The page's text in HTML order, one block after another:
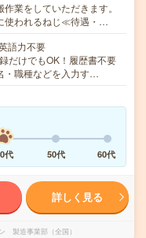
業をしていただきます。
使われるねじ≪待遇・…
語力不要
だけでもOK！履歴書不要
・職種などを入力す…
代 50代 60代
詳しく見る
製造事業部（全国）